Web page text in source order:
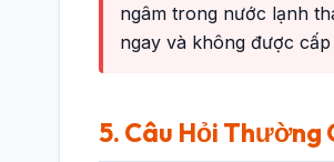
ngâm trong nước lạnh
ngay và không được
5. Câu Hỏi Thường